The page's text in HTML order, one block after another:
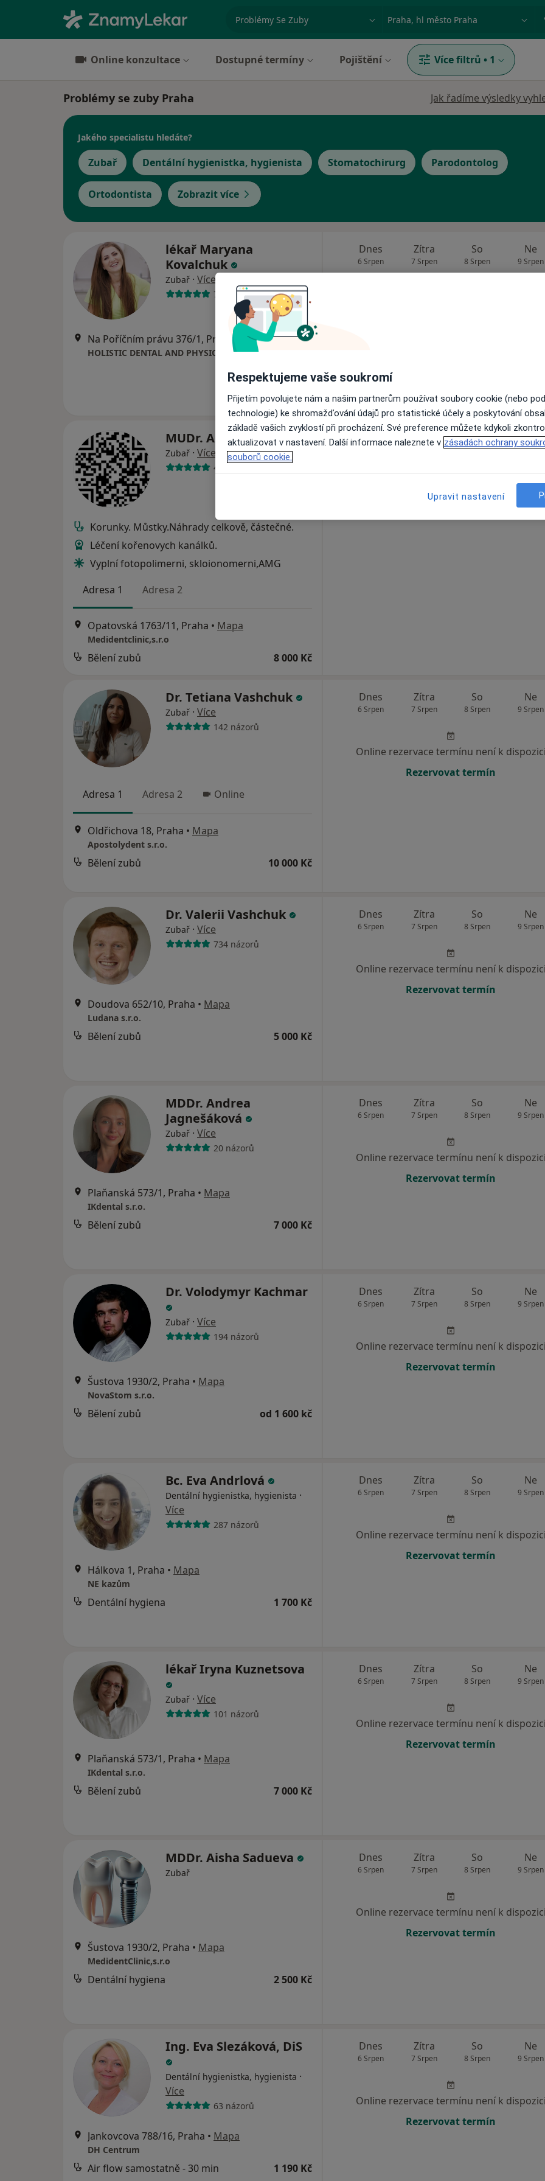
specializace, nemoc nebo příjmení Město nebo region
Online konzultace Dostupné termíny Pojištění Více filtrů • 1
Problémy se zuby Praha Jak řadíme výsledky
Jakého specialistu hledáte?
Zubař Dentální hygienistka, hygienista Stomatochirurg Parodontolog
Ortodontista Zobrazit více
lékař Maryana
Kovalchuk
Zubař · Více
728 názorů
Na Poříčním právu 376/1, Praha Mapa
HOLISTIC DENTAL AND PHYSIO CENTRE s.r.o.
Dnes
6 Srpen
Zítra
7 Srpen
So
8 Srpen
Ne
9 Srpen
MUDr. Antonín Dědič
Zubař · Více
4 názory
Korunky. Můstky.Náhrady celkově, částečné.
Léčení kořenovych kanálků.
Vyplní fotopolimerni, skloionomerni,AMG
Adresa 1
Adresa 2
Opatovská 1763/11, Praha • Mapa
Medidentclinic,s.r.o
Bělení zubů 8 000 Kč
Dnes Zítra So
8 Srpen
Ne
9 Srpen
Online rezervace termínu není k
Dr. Tetiana Vashchuk
Zubař · Více
142 názorů
Adresa 1 Adresa 2 Online
Oldřichova 18, Praha • Mapa
Apostolydent s.r.o.
Bělení zubů 10 000 Kč
Dnes
6 Srpen
Zítra
7 Srpen
So
8 Srpen
Ne
9 Srpen
Online rezervace termínu není k dispozici
Rezervovat termín
Dr. Valerii Vashchuk
Zubař · Více
734 názorů
Doudova 652/10, Praha • Mapa
Ludana s.r.o.
Bělení zubů 5 000 Kč
Dnes
6 Srpen
Zítra
7 Srpen
So
8 Srpen
Ne
9 Srpen
Online rezervace termínu není k dispozici
Rezervovat termín
MDDr. Andrea
Jagnešáková
Zubař · Více
20 názorů
Plaňanská 573/1, Praha • Mapa
IKdental s.r.o.
Bělení zubů 7 000 Kč
Dnes
6 Srpen
Zítra
7 Srpen
So
8 Srpen
Ne
9 Srpen
Online rezervace termínu není k dispozici
Rezervovat termín
Dr. Volodymyr Kachmar
Zubař · Více
194 názorů
Šustova 1930/2, Praha • Mapa
NovaStom s.r.o.
Bělení zubů od 1 600 kč
Dnes
6 Srpen
Zítra
7 Srpen
So
8 Srpen
Ne
9 Srpen
Online rezervace termínu není k dispozici
Rezervovat termín
Bc. Eva Andrlová
Dentální hygienistka, hygienista ·
Více
287 názorů
Hálkova 1, Praha • Mapa
NE kazům
Dentální hygiena 1 700 Kč
Dnes
6 Srpen
Zítra
7 Srpen
So
8 Srpen
Ne
9 Srpen
Online rezervace termínu není k dispozici
Rezervovat termín
lékař Iryna Kuznetsova
Zubař · Více
101 názorů
Plaňanská 573/1, Praha • Mapa
IKdental s.r.o.
Bělení zubů 7 000 Kč
Dnes
6 Srpen
Zítra
7 Srpen
So
8 Srpen
Ne
9 Srpen
Online rezervace termínu není k dispozici
Rezervovat termín
MDDr. Aisha Sadueva
Zubař
Šustova 1930/2, Praha • Mapa
MedidentClinic,s.r.o
Dentální hygiena 2 500 Kč
Dnes
6 Srpen
Zítra
7 Srpen
So
8 Srpen
Ne
9 Srpen
Online rezervace termínu není k dispozici
Rezervovat termín
Ing. Eva Slezáková, DiS
Dentální hygienistka, hygienista ·
Více
63 názorů
Jankovcova 788/16, Praha • Mapa
DH Centrum
Air flow samostatně - 30 min 1 190 Kč
Dnes
6 Srpen
Zítra
7 Srpen
So
8 Srpen
Ne
9 Srpen
Online rezervace termínu není k dispozici
Rezervovat termín
Respektujeme vaše soukromí
Přijetím povolujete nám a našim partnerům používat soubory cookie (nebo
technologie) ke shromažďování údajů pro statistické účely a poskytování
základě vašich zvyklostí při procházení. Své preference můžete kdykoli
aktualizovat v nastavení. Další informace naleznete v zásadách ochrany
souborů cookie.
Upravit nastavení